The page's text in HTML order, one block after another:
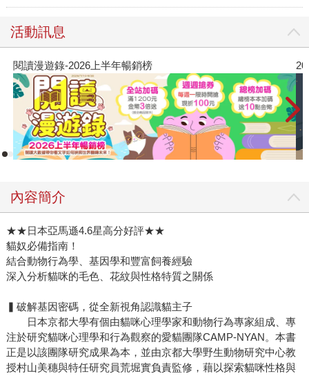
活動訊息
閱讀漫遊錄-2026上半年暢銷榜
內容簡介
★★日本亞馬遜4.6星高分好評★★
貓奴必備指南！
結合動物行為學、基因學和豐富飼養經驗
深入分析貓咪的毛色、花紋與性格特質之關係
▍破解基因密碼，從全新視角認識貓主子
日本京都大學有個由貓咪心理學家和動物行為專家組成、專
注於研究貓咪心理學和行為觀察的愛貓團隊CAMP-NYAN。本書
正是以該團隊研究成果為本，並由京都大學野生動物研究中心教
授村山美穗與特任研究員荒堀實負責監修，藉以探索貓咪性格與